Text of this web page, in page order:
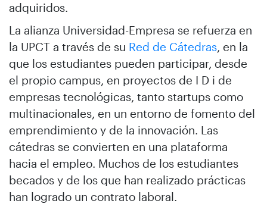
adquiridos.
La alianza Universidad-Empresa se refuerza en
la UPCT a través de su Red de Cátedras, en la
que los estudiantes pueden participar, desde
el propio campus, en proyectos de I D i de
empresas tecnológicas, tanto startups como
multinacionales, en un entorno de fomento del
emprendimiento y de la innovación. Las
cátedras se convierten en una plataforma
hacia el empleo. Muchos de los estudiantes
becados y de los que han realizado prácticas
han logrado un contrato laboral.